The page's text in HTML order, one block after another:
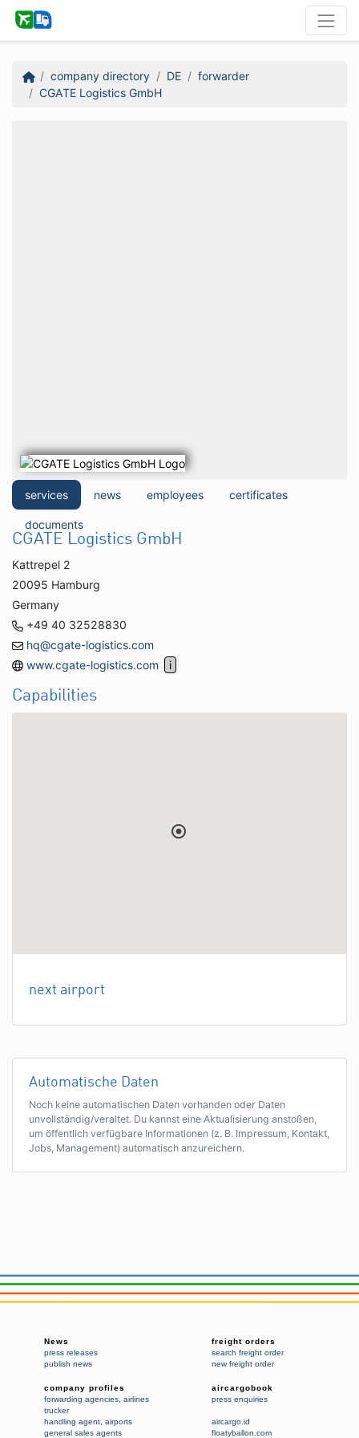
company directory DE
forwarder
CGATE Logistics GmbH
services news employees certificates
documents
CGATE Logistics GmbH
Kattrepel 2
20095 Hamburg
Germany
+49 40 32528830
hq@cgate-logistics.com
www.cgate-logistics.com
Capabilities
next airport
Automatische Daten
Noch keine automatischen Daten vorhanden oder Daten
unvollständig/veraltet. Du kannst eine Aktualisierung anstoßen,
um öffentlich verfügbare Informationen (z. B. Impressum, Kontakt,
Jobs, Management) automatisch anzureichern.
News
press releases
publish news
freight orders
search freight order
new freight order
company profiles
forwarding agencies airlines
trucker
handling agent airports
general sales agents
aircargobook
press enquiries
aircargo.id
floatyballon.com